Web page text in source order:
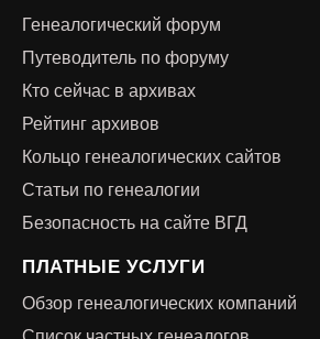
Генеалогический форум
Путеводитель по форуму
Кто сейчас в архивах
Рейтинг архивов
Кольцо генеалогических сайтов
Статьи по генеалогии
Безопасность на сайте ВГД
ПЛАТНЫЕ УСЛУГИ
Обзор генеалогических компаний